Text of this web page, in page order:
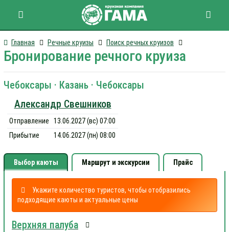
Главная Речные круизы Поиск речных круизов
Бронирование речного круиза
Чебоксары · Казань · Чебоксары
Александр Свешников
Отправление
13.06.2027 (вс) 07:00
Прибытие
14.06.2027 (пн) 08:00
Выбор каюты Маршрут и экскурсии Прайс
Укажите количество туристов, чтобы отобразились
подходящие каюты и актуальные цены
Верхняя палуба